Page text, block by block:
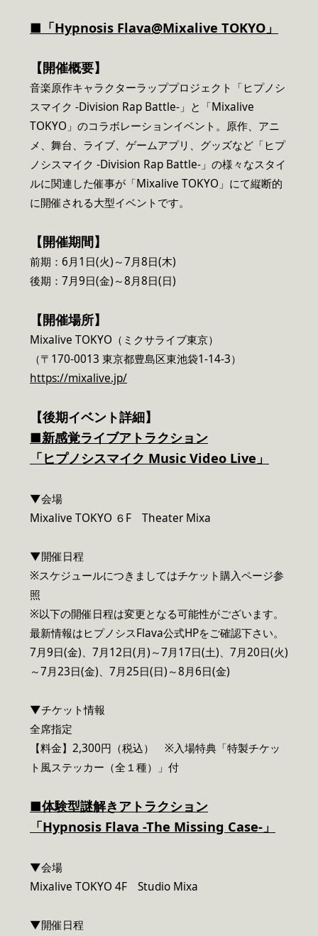
■「Hypnosis Flava@Mixalive TOKYO」
【開催概要】
音楽原作キャラクターラッププロジェクト「ヒプノシ
スマイク -Division Rap Battle-」と「Mixalive
TOKYO」のコラボレーションイベント。原作、アニ
メ、舞台、ライブ、ゲームアプリ、グッズなど「ヒプ
ノシスマイク -Division Rap Battle-」の様々なスタイ
ルに関連した催事が「Mixalive TOKYO」にて縦断的
に開催される大型イベントです。
【開催期間】
前期：6月1日(火)～7月8日(木)
後期：7月9日(金)～8月8日(日)
【開催場所】
Mixalive TOKYO（ミクサライブ東京）
（〒170-0013 東京都豊島区東池袋1-14-3）
https://mixalive.jp/
【後期イベント詳細】
■新感覚ライブアトラクション
「ヒプノシスマイク Music Video Live」
▼会場
Mixalive TOKYO ６F Theater Mixa
▼開催日程
※スケジュールにつきましてはチケット購入ページ参
照
※以下の開催日程は変更となる可能性がございます。
最新情報はヒプノシスFlava公式HPをご確認下さい。
7月9日(金)、7月12日(月)～7月17日(土)、7月20日(火)
～7月23日(金)、7月25日(日)～8月6日(金)
▼チケット情報
全席指定
【料金】2,300円（税込） ※入場特典「特製チケッ
ト風ステッカー（全１種）」付
■体験型謎解きアトラクション
「Hypnosis Flava -The Missing Case-」
▼会場
Mixalive TOKYO 4F Studio Mixa
▼開催日程